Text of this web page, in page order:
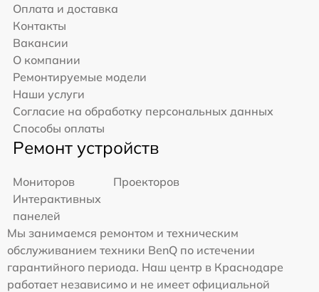
Оплата и доставка
Контакты
Вакансии
О компании
Ремонтируемые модели
Наши услуги
Согласие на обработку персональных данных
Способы оплаты
Ремонт устройств
Мониторов
Проекторов
Интерактивных
панелей
Мы занимаемся ремонтом и техническим
обслуживанием техники BenQ по истечении
гарантийного периода. Наш центр в Краснодаре
работает независимо и не имеет официальной